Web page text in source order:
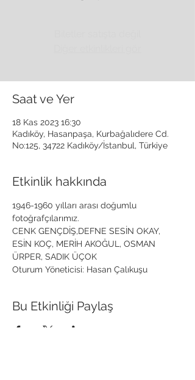
Saat ve Yer
18 Kas 2023 16:30
Kadıköy, Hasanpaşa, Kurbağalıdere Cd.
No:125, 34722 Kadıköy/İstanbul, Türkiye
Etkinlik hakkında
1946-1960 yılları arası doğumlu
fotoğrafçılarımız.
CENK GENÇDİŞ,DEFNE SESİN OKAY,
ESİN KOÇ, MERİH AKOĞUL, OSMAN
ÜRPER, SADIK ÜÇOK
Oturum Yöneticisi: Hasan Çalıkuşu
Bu Etkinliği Paylaş